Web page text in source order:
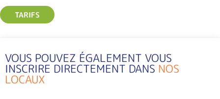
TARIFS
VOUS POUVEZ ÉGALEMENT VOUS
INSCRIRE DIRECTEMENT DANS NOS
LOCAUX